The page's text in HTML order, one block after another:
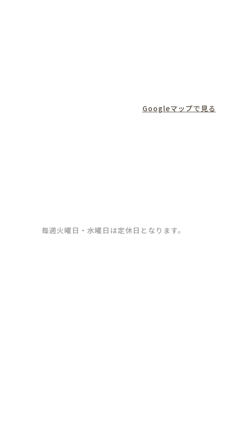
Googleマップで見る
毎週火曜日・水曜日は定休日となります。